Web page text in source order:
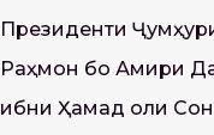
Президенти
Раҳмон бо Амири
ибни Ҳамад оли